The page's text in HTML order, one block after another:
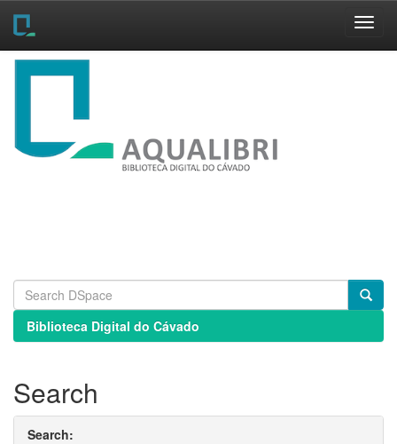
Skip
Biblioteca Digital do Cávado
Search
Search: